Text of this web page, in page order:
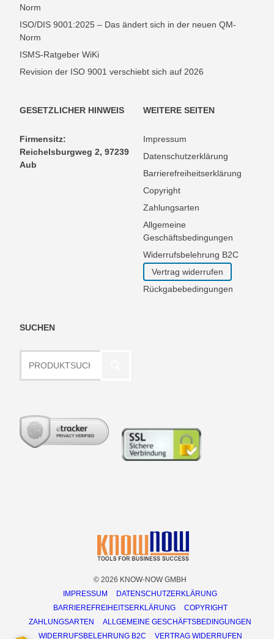
Norm
ISO/DIS 9001:2025 – Das ändert sich in der neuen QM-
Norm
ISMS-Ratgeber WiKi
Revision der ISO 9001 verschiebt sich auf 2026
GESETZLICHER HINWEIS
Firmensitz:
Reichelsburgweg 2, 97239
Aub
WEITERE SEITEN
Impressum
Datenschutzerklärung
Barrierefreiheitserklärung
Copyright
Zahlungsarten
Allgemeine
Geschäftsbedingungen
Widerrufsbelehrung B2C
Vertrag widerrufen
Rückgabebedingungen
SUCHEN
© 2026 KNOW-NOW GMBH
IMPRESSUM
DATENSCHUTZERKLÄRUNG
BARRIEREFREIHEITSERKLÄRUNG
COPYRIGHT
ZAHLUNGSARTEN
ALLGEMEINE GESCHÄFTSBEDINGUNGEN
WIDERRUFSBELEHRUNG B2C
VERTRAG WIDERRUFEN